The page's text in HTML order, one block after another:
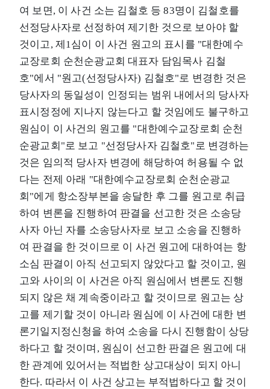
여 보면, 이 사건 소는 김철호 등 83명이 김철호를
선정당사자로 선정하여 제기한 것으로 보아야 할
것이고, 제1심이 이 사건 원고의 표시를 "대한예수
교장로회 순천순광교회 대표자 담임목사 김철
호"에서 "원고(선정당사자) 김철호"로 변경한 것은
당사자의 동일성이 인정되는 범위 내에서의 당사자
표시정정에 지나지 않는다고 할 것임에도 불구하고
원심이 이 사건의 원고를 "대한예수교장로회 순천
순광교회"로 보고 "선정당사자 김철호"로 변경하는
것은 임의적 당사자 변경에 해당하여 허용될 수 없
다는 전제 아래 "대한예수교장로회 순천순광교
회"에게 항소장부본을 송달한 후 그를 원고로 취급
하여 변론을 진행하여 판결을 선고한 것은 소송당
사자 아닌 자를 소송당사자로 보고 소송을 진행하
여 판결을 한 것이므로 이 사건 원고에 대하여는 항
소심 판결이 아직 선고되지 않았다고 할 것이고, 원
고와 사이의 이 사건은 아직 원심에서 변론도 진행
되지 않은 채 계속중이라고 할 것이므로 원고는 상
고를 제기할 것이 아니라 원심에 이 사건에 대한 변
론기일지정신청을 하여 소송을 다시 진행함이 상당
하다고 할 것이며, 원심이 선고한 판결은 원고에 대
한 관계에 있어서는 적법한 상고대상이 되지 아니
한다. 따라서 이 사건 상고는 부적법하다고 할 것이